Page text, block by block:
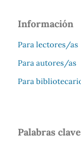
Información
Para lectores/as
Para autores/as
Para
Palabras clave